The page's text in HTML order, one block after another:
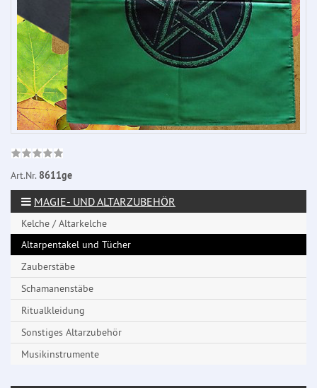
Art.Nr. 8611ge
MAGIE- UND ALTARZUBEHÖR
Kelche / Altarkelche
Altarpentakel und Tücher
Zauberstäbe
Schamanenstäbe
Ritualkleidung
Sonstiges Altarzubehör
Musikinstrumente